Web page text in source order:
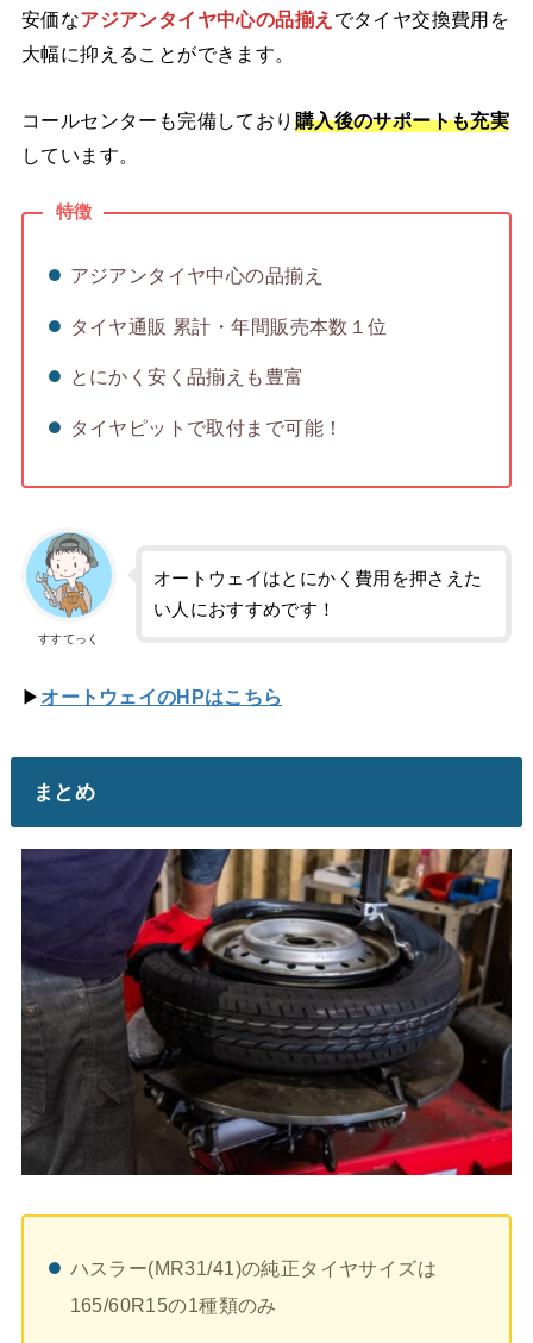
安価なアジアンタイヤ中心の品揃え でタイヤ交換費用を
大幅に抑えることができます。
コールセンターも完備しており 購入後のサポートも充実
しています。
特徴
アジアンタイヤ中心の品揃え
タイヤ通販 累計・年間販売本数１位
とにかく安く品揃えも豊富
タイヤピットで取付まで可能！
すすてっく
オートウェイはとにかく費用を押さえた
い人におすすめです！
▶ オートウェイのHPはこちら
まとめ
ハスラー(MR31/41)の純正タイヤサイズは
165/60R15の1種類のみ